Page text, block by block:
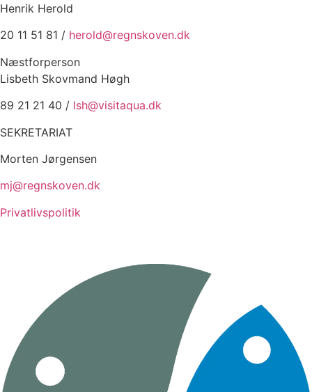
Henrik Herold
20 11 51 81 / herold@regnskoven.dk
Næstforperson
Lisbeth Skovmand Høgh
89 21 21 40 / lsh@visitaqua.dk
SEKRETARIAT
Morten Jørgensen
mj@regnskoven.dk
Privatlivspolitik